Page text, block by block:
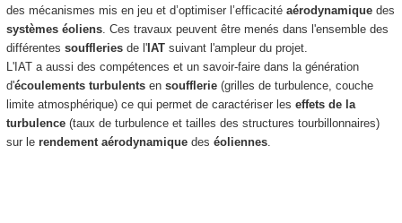
des mécanismes mis en jeu et d’optimiser l’efficacité aérodynamiquedes
systèmes éoliens. Ces travaux peuvent être menés dans l'ensemble des
différentes souffleriesde l'IATsuivant l'ampleur du projet.
L'IAT a aussi des compétences et un savoir-faire dans la génération
d'écoulements turbulentsen soufflerie(grilles de turbulence, couche
limite atmosphérique) ce qui permet de caractériser les effets de la
turbulence(taux de turbulence et tailles des structures tourbillonnaires)
sur le rendement aérodynamiquedes éoliennes.